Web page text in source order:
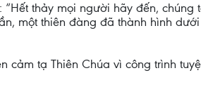
thảy mọi người hãy đến,
một thiên đàng đã thành hình
cảm tạ Thiên Chúa vì công trình